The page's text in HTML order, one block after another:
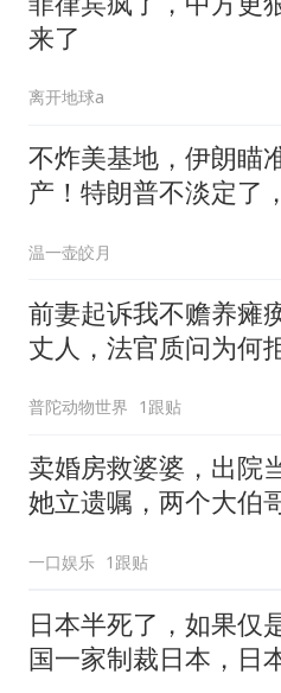
来了
离开地球a
不炸美基地，伊朗瞄
产！特朗普不淡定了
温一壶皎月
前妻起诉我不赡养瘫
丈人，法官质问为何
普陀动物世界 1跟贴
卖婚房救婆婆，出院
她立遗嘱，两个大伯
一口娱乐 1跟贴
日本半死了，如果仅
国一家制裁日本，日